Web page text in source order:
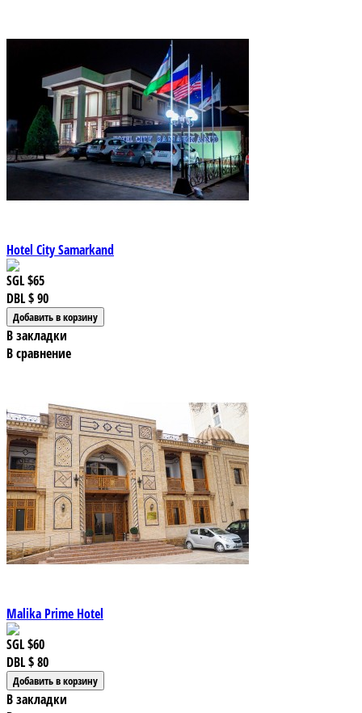
Hotel City Samarkand
SGL$65
DBL$ 90
В закладки
В сравнение
Malika Prime Hotel
SGL$60
DBL$ 80
В закладки